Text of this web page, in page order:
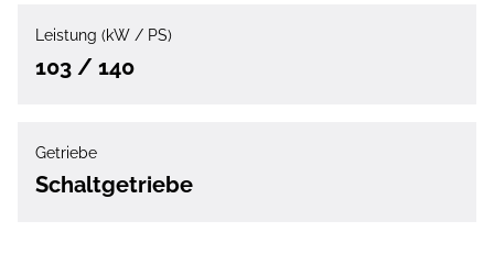
Leistung (kW / PS)
103 / 140
Getriebe
Schaltgetriebe